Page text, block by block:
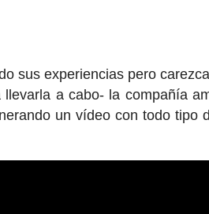
sus experiencias pero
a cabo- la compañía
un vídeo con todo tipo